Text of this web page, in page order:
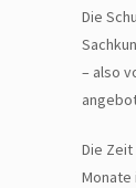
Die
– also
Die
Monate